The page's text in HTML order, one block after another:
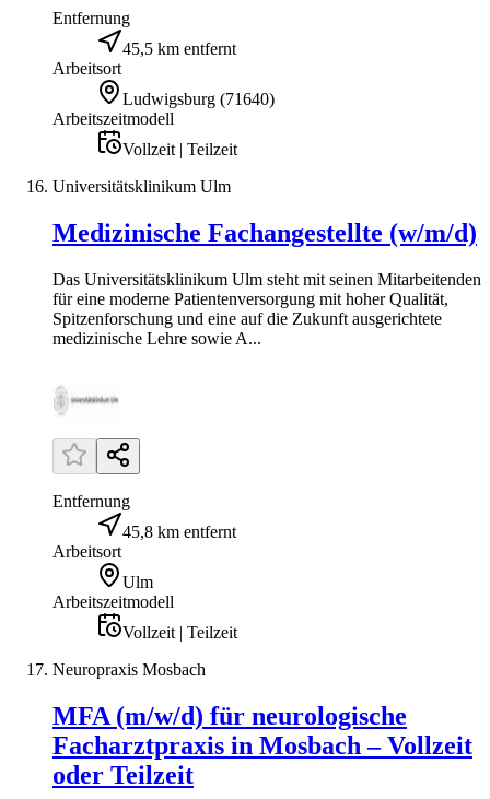
Entfernung
45,5 km entfernt
Arbeitsort
Ludwigsburg (71640)
Arbeitszeitmodell
Vollzeit | Teilzeit
Universitätsklinikum Ulm
Medizinische Fachangestellte (w/m/d)
Das Universitätsklinikum Ulm steht mit seinen Mitarbeitenden
für eine moderne Patientenversorgung mit hoher Qualität,
Spitzenforschung und eine auf die Zukunft ausgerichtete
medizinische Lehre sowie A...
Entfernung
45,8 km entfernt
Arbeitsort
Ulm
Arbeitszeitmodell
Vollzeit | Teilzeit
Neuropraxis Mosbach
MFA (m/w/d) für neurologische
Facharztpraxis in Mosbach – Vollzeit
oder Teilzeit